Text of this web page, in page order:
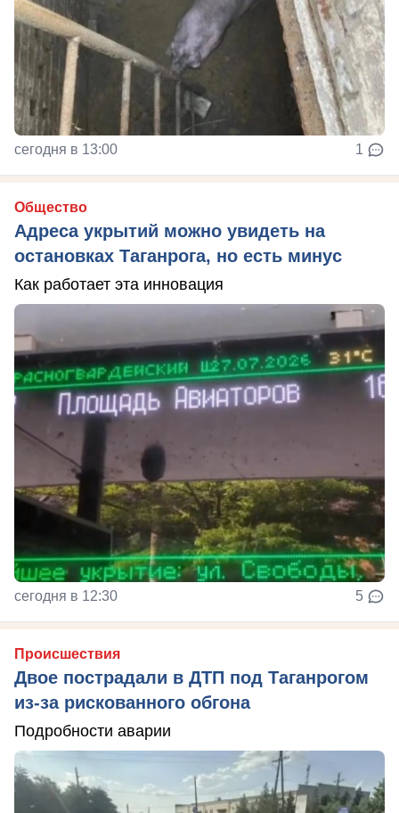
сегодня в 13:00 1
Общество
Адреса укрытий можно увидеть на
остановках Таганрога, но есть минус
Как работает эта инновация
сегодня в 12:30 5
Происшествия
Двое пострадали в ДТП под Таганрогом
из-за рискованного обгона
Подробности аварии